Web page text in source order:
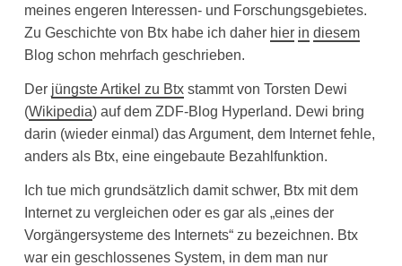
meines engeren Interessen- und Forschungsgebietes.
Zu Geschichte von Btx habe ich daher hier in diesem
Blog schon mehrfach geschrieben.
Der jüngste Artikel zu Btxstammt von Torsten Dewi
(Wikipedia) auf dem ZDF-Blog Hyperland. Dewi bring
darin (wieder einmal) das Argument, dem Internet fehle,
anders als Btx, eine eingebaute Bezahlfunktion.
Ich tue mich grundsätzlich damit schwer, Btx mit dem
Internet zu vergleichen oder es gar als „eines der
Vorgängersysteme des Internets“ zu bezeichnen. Btx
war ein geschlossenes System, in dem man nur